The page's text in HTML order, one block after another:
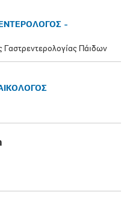
-
Γαστρεντερολογίας Πάιδων